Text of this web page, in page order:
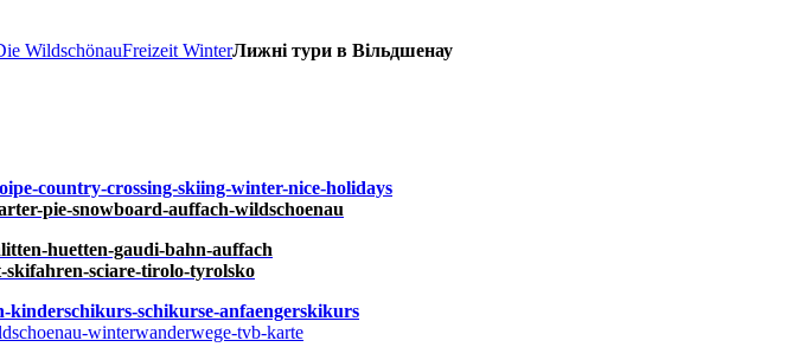
WildschönauFreizeit WinterЛижні тури в Вільдшенау